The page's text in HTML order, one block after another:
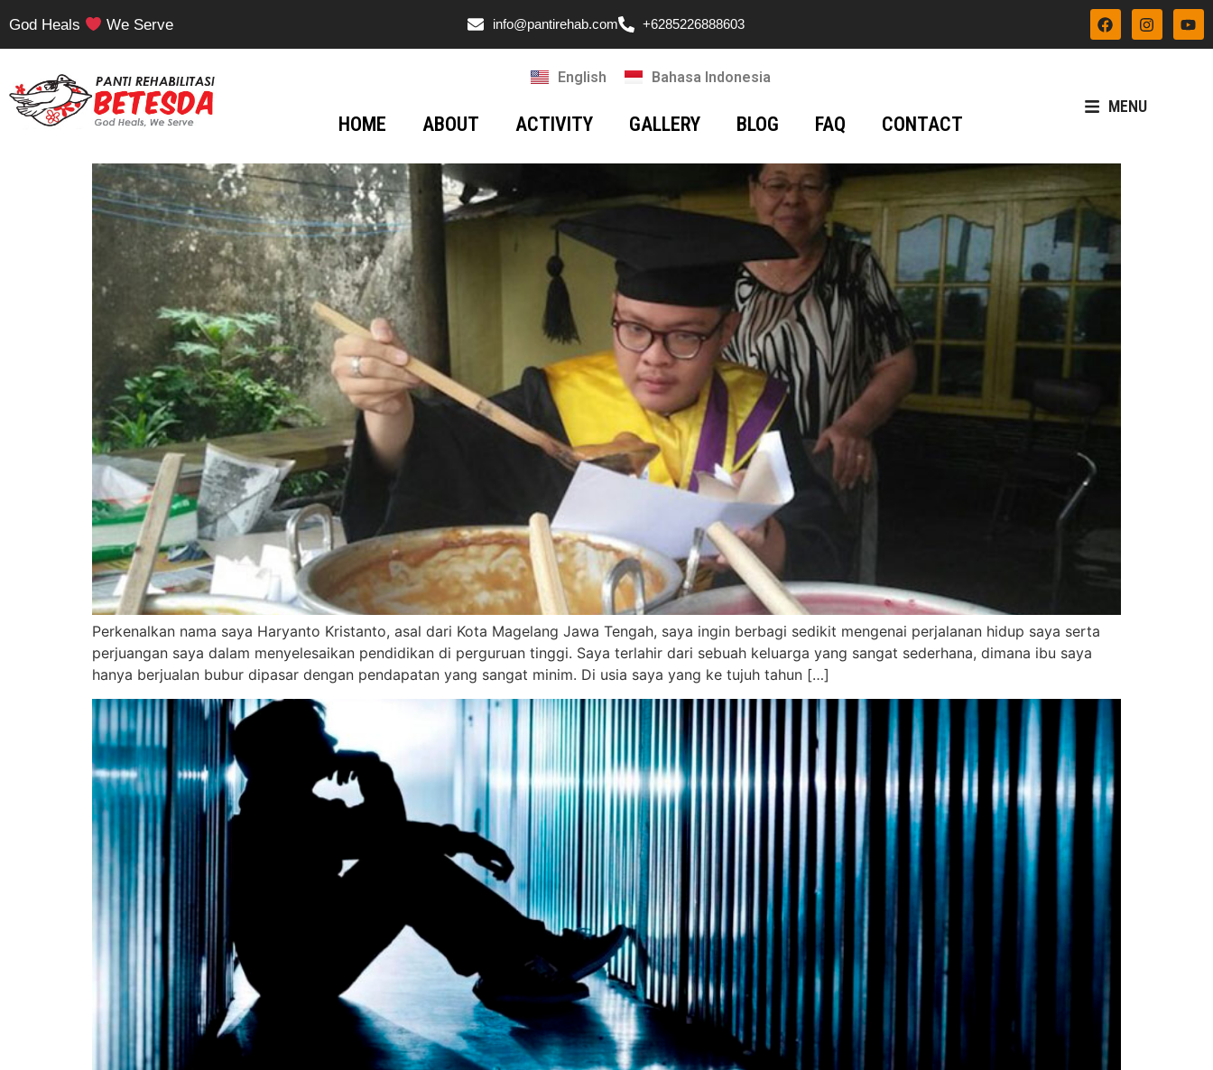
God Heals We Serve info@pantirehab.com +6285226888603
English Bahasa Indonesia
HOME ABOUT ACTIVITY GALLERY BLOG FAQ CONTACT
MENU
Perkenalkan nama saya Haryanto Kristanto, asal dari Kota Magelang Jawa Tengah, saya ingin berbagi sedikit mengenai perjalanan hidup saya serta
perjuangan saya dalam menyelesaikan pendidikan di perguruan tinggi. Saya terlahir dari sebuah keluarga yang sangat sederhana, dimana ibu saya
hanya berjualan bubur dipasar dengan pendapatan yang sangat minim. Di usia saya yang ke tujuh tahun […]